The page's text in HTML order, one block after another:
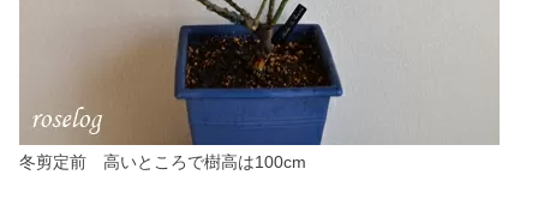
冬剪定前 高いところで樹高は100cm